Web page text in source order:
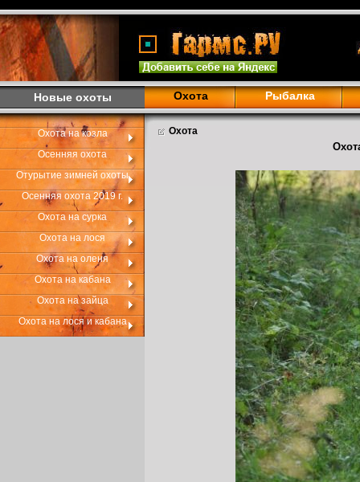
Новые охоты Охота Рыбалка
Охота на козла
Осенняя охота
Отурытие зимней охоты
Осенняя охота 2019 г.
Охота на сурка
Охота на лося
Охота на оленя
Охота на кабана
Охота на зайца
Охота на лося и кабана
Охота